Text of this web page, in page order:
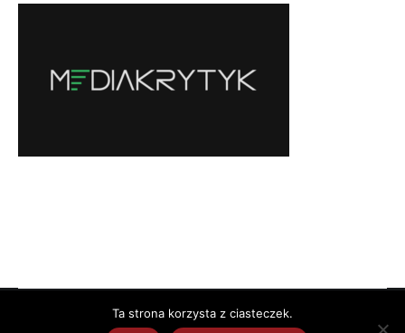
Copyright © 2026 . All rights reserved. Theme:
Ta strona korzysta z ciasteczek.